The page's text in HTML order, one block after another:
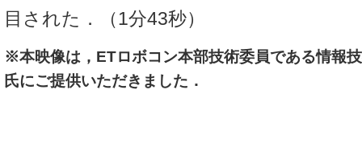
目された．（1分43秒）
※本映像は，ETロボコン本部技術委員である情報
氏にご提供いただきました．